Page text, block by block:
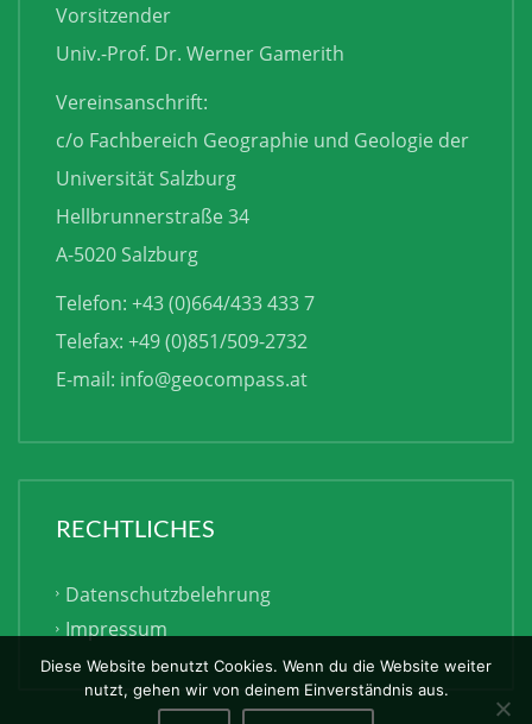
Vorsitzender
Univ.-Prof. Dr. Werner Gamerith
Vereinsanschrift:
c/o Fachbereich Geographie und Geologie der
Universität Salzburg
Hellbrunnerstraße 34
A-5020 Salzburg
Telefon: +43 (0)664/433 433 7
Telefax: +49 (0)851/509-2732
E-mail: info@geocompass.at
RECHTLICHES
Datenschutzbelehrung
Impressum
Diese Website benutzt Cookies. Wenn du die Website weiter
nutzt, gehen wir von deinem Einverständnis aus.